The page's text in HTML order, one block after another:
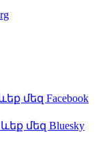
մեզ Facebook
մեզ Bluesky